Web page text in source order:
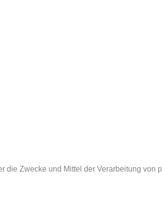
Zwecke und Mittel der Verarbeitung von